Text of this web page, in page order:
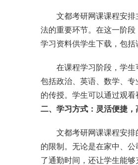
文都考研网课课程安
法的重要环节。在这一阶
学习资料供学生下载，包
在课程学习阶段，学
包括政治、英语、数学、
的传授。学生可以通过观
二、学习方式：灵活便捷，
文都考研网课课程安
的限制。无论是在家中、
了通勤时间，还让学生能